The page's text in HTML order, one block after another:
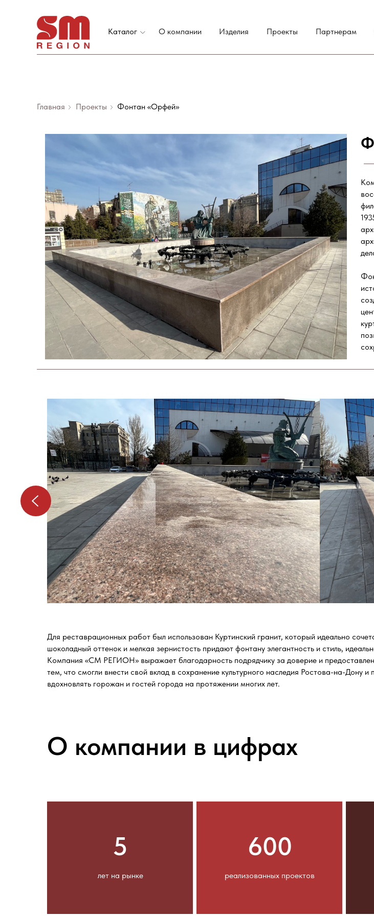
Изделия
О компании Проекты Партнерам
Каталог
Главная Проекты Фонтан «Орфей»
Для реставрационных работ был использован Куртинский гранит, который идеально
шоколадный оттенок и мелкая зернистость придают фонтану элегантность и стиль,
Компания «СМ РЕГИОН» выражает благодарность подрядчику за доверие и
тем, что смогли внести свой вклад в сохранение культурного наследия Ростова-на-Дону
вдохновлять горожан и гостей города на протяжении многих лет.
О компании в цифрах
5 600
лет на рынке реализованных проектов